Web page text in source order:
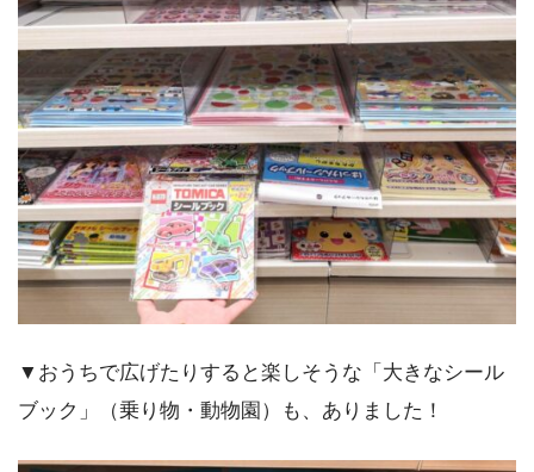
▼おうちで広げたりすると楽しそうな「大きなシール
ブック」（乗り物・動物園）も、ありました！